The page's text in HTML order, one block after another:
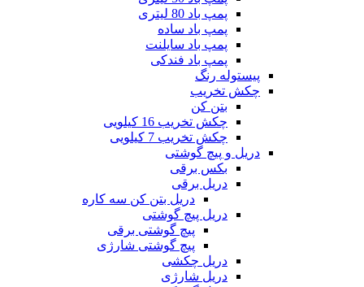
پمپ باد 80 لیتری
پمپ باد ساده
پمپ باد سایلنت
پمپ باد فندکی
پیستوله رنگ
چکش تخریب
بتن کن
چکش تخریب 16 کیلویی
چکش تخریب 7 کیلویی
دریل و پیچ گوشتی
بکس برقی
دریل برقی
دریل بتن کن سه کاره
دریل پیچ گوشتی
پیچ گوشتی برقی
پیچ گوشتی شارژی
دریل چکشی
دریل شارژی